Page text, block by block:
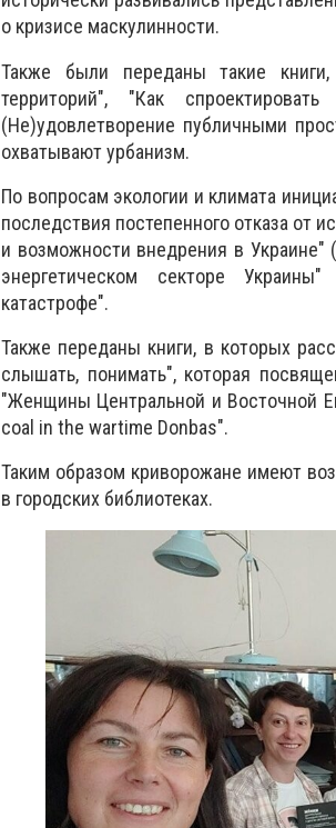
о кризисе маскулинности.
Также были переданы такие
территорий", "Как
(Не)удовлетворение публичными
охватывают урбанизм.
По вопросам экологии и климата
последствия постепенного отказа от
и возможности внедрения в
энергетическом секторе
катастрофе".
Также переданы книги, в которых
слышать, понимать", которая
"Женщины Центральной и Восточной
coal in the wartime Donbas".
Таким образом криворожане имеют
в городских библиотеках.